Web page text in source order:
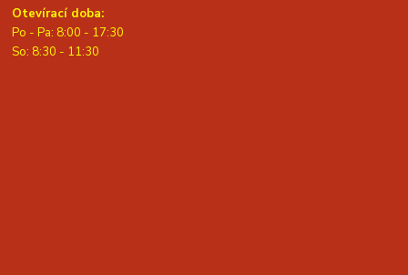
Otevírací doba:
Po - Pa: 8:00 - 17:30
So: 8:30 - 11:30